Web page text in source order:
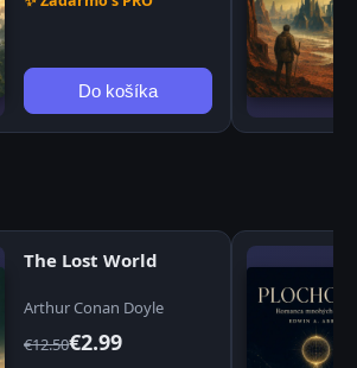
Do košíka
The Lost World
Arthur Conan Doyle
€12.50€2.99